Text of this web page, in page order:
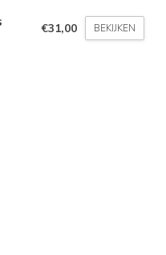
€31,00 BEKIJKEN